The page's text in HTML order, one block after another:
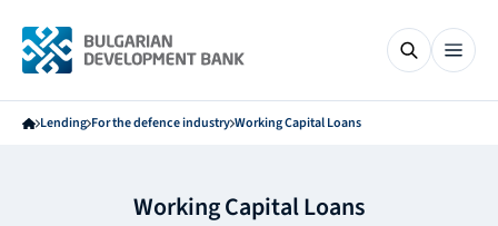
Lending For the defence industry Working Capital Loans
Working Capital Loans